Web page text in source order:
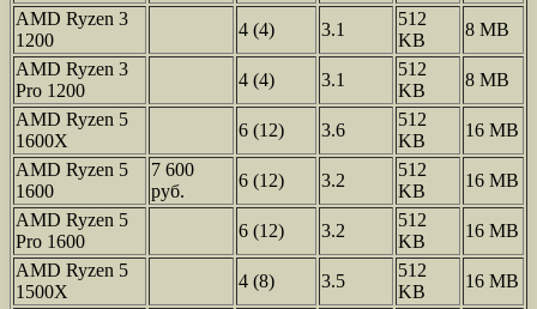
AMD Ryzen 3
1200
4 (4) 3.1
512
KB
8 MB
AMD Ryzen 3
Pro 1200
4 (4) 3.1
512
KB
8 MB
AMD Ryzen 5
1600X
6 (12) 3.6
512
KB
16 MB
AMD Ryzen 5
1600
7 600
руб.
6 (12) 3.2
512
KB
16 MB
AMD Ryzen 5
Pro 1600
6 (12) 3.2
512
KB
16 MB
AMD Ryzen 5
1500X
4 (8) 3.5
512
KB
16 MB